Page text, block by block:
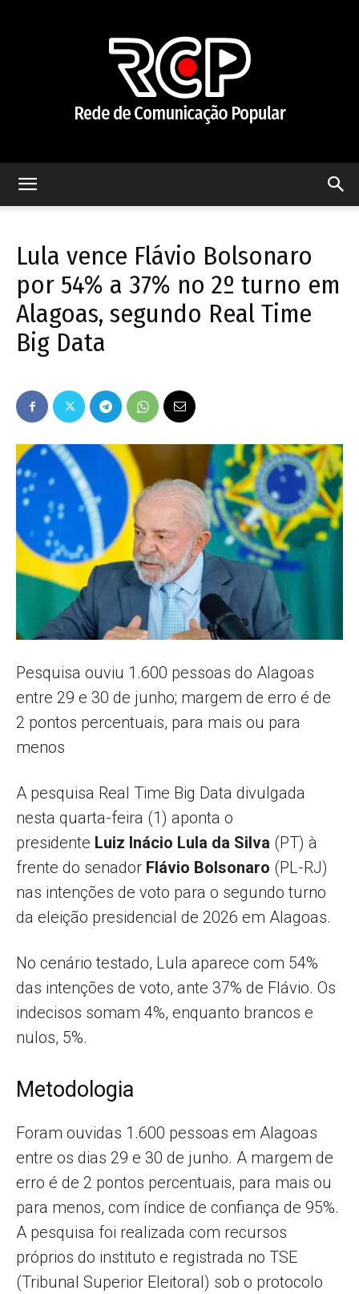
Popular
–
AL
Lula vence Flávio Bolsonaro
por 54% a 37% no 2º turno em
Alagoas, segundo Real Time
Big Data
Pesquisa ouviu 1.600 pessoas do Alagoas
entre 29 e 30 de junho; margem de erro é de
2 pontos percentuais, para mais ou para
menos
A pesquisa Real Time Big Data divulgada
nesta quarta-feira (1) aponta o
presidente Luiz Inácio Lula da Silva (PT) à
frente do senador Flávio Bolsonaro (PL-RJ)
nas intenções de voto para o segundo turno
da eleição presidencial de 2026 em Alagoas.
No cenário testado, Lula aparece com 54%
das intenções de voto, ante 37% de Flávio. Os
indecisos somam 4%, enquanto brancos e
nulos, 5%.
Metodologia
Foram ouvidas 1.600 pessoas em Alagoas
entre os dias 29 e 30 de junho. A margem de
erro é de 2 pontos percentuais, para mais ou
para menos, com índice de confiança de 95%.
A pesquisa foi realizada com recursos
próprios do instituto e registrada no TSE
(Tribunal Superior Eleitoral) sob o protocolo